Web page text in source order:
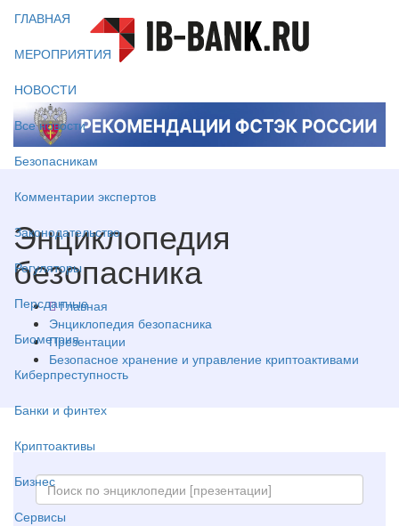
ГЛАВНАЯ
МЕРОПРИЯТИЯ
НОВОСТИ
Все новости
Безопасникам
Комментарии экспертов
Законодательство
Регуляторы
Персданные
Биометрия
Киберпреступность
Банки и финтех
Криптоактивы
Бизнес
Сервисы
Энциклопедия
безопасника
Главная
Энциклопедия безопасника
Презентации
Безопасное хранение и управление криптоактивами